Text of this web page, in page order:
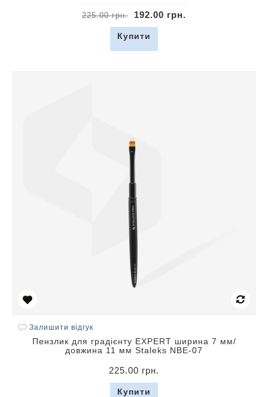
225.00 грн. 192.00 грн.
Купити
Залишити відгук
Пензлик для градієнту EXPERT ширина 7 мм/
довжина 11 мм Staleks NBE-07
225.00 грн.
Купити